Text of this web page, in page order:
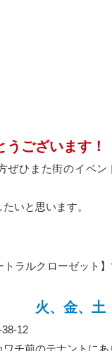
うございます！
ぜひまた街のイベン
いと思います。
ラルクローゼット
火、金、土
12
ワチ前のテナントに